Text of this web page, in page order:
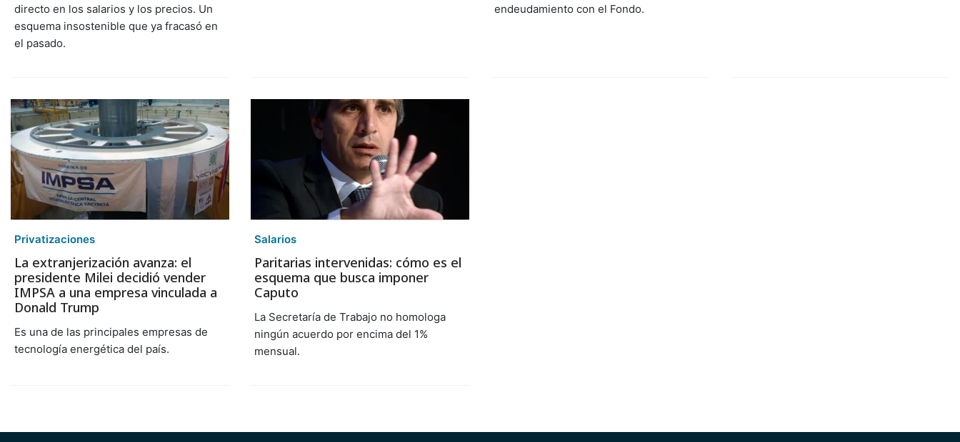
directo en los salarios y los precios. Un
esquema insostenible que ya fracasó en
el pasado.
endeudamiento con el Fondo.
Privatizaciones
La extranjerización avanza: el
presidente Milei decidió vender
IMPSA a una empresa vinculada a
Donald Trump
Es una de las principales empresas de
tecnología energética del país.
Salarios
Paritarias intervenidas: cómo es el
esquema que busca imponer
Caputo
La Secretaría de Trabajo no homologa
ningún acuerdo por encima del 1%
mensual.